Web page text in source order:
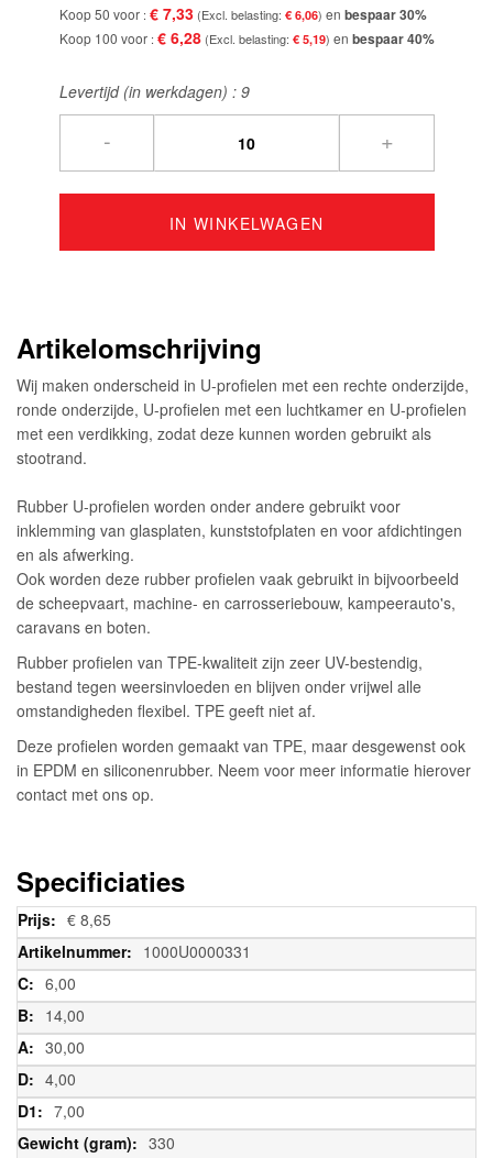
Koop 50 voor € 7,33 € 6,06 en bespaar30%
Koop 100 voor € 6,28 € 5,19 en bespaar40%
Levertijd (in werkdagen) : 9
- +
IN WINKELWAGEN
Artikelomschrijving
Wij maken onderscheid in U-profielen met een rechte onderzijde,
ronde onderzijde, U-profielen met een luchtkamer en U-profielen
met een verdikking, zodat deze kunnen worden gebruikt als
stootrand.
Rubber U-profielen worden onder andere gebruikt voor
inklemming van glasplaten, kunststofplaten en voor afdichtingen
en als afwerking.
Ook worden deze rubber profielen vaak gebruikt in bijvoorbeeld
de scheepvaart, machine- en carrosseriebouw, kampeerauto's,
caravans en boten.
Rubber profielen van TPE-kwaliteit zijn zeer UV-bestendig,
bestand tegen weersinvloeden en blijven onder vrijwel alle
omstandigheden flexibel. TPE geeft niet af.
Deze profielen worden gemaakt van TPE, maar desgewenst ook
in EPDM en siliconenrubber. Neem voor meer informatie hierover
contact met ons op.
Specificiaties
Meer
informatie
€ 8,65
1000U0000331
6,00
14,00
30,00
4,00
7,00
330